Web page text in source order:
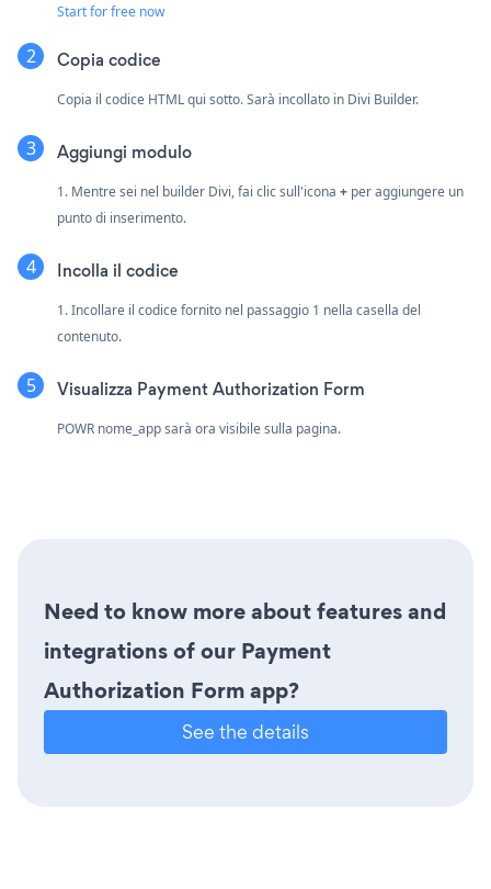
Start for free now
Copia codice
Copia il codice HTML qui sotto. Sarà incollato in Divi Builder.
Aggiungi modulo
1. Mentre sei nel builder Divi, fai clic sull'icona + per aggiungere un
punto di inserimento.
Incolla il codice
1. Incollare il codice fornito nel passaggio 1 nella casella del
contenuto.
Visualizza Payment Authorization Form
POWR nome_app sarà ora visibile sulla pagina.
Need to know more about features and
integrations of our Payment
Authorization Form app?
See the details